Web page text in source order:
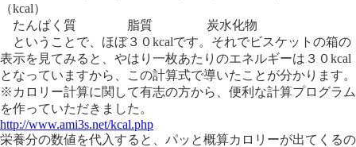
（kcal）
たんぱく質 脂質 炭水化物
ということで、ほぼ３０kcalです。それでビスケットの箱の
表示を見てみると、やはり一枚あたりのエネルギーは３０kcal
となっていますから、この計算式で導いたことが分かります。
※カロリー計算に関して有志の方から、便利な計算プログラム
を作っていただきました。
http://www.ami3s.net/kcal.php
栄養分の数値を代入すると、パッと概算カロリーが出てくるの